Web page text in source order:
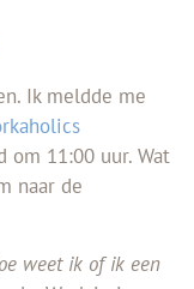
Ik meldde me
om 11:00 uur. Wat
naar de
weet ik of ik een